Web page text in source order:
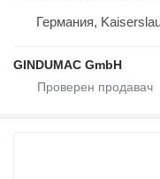
Германия,
GINDUMAC GmbH